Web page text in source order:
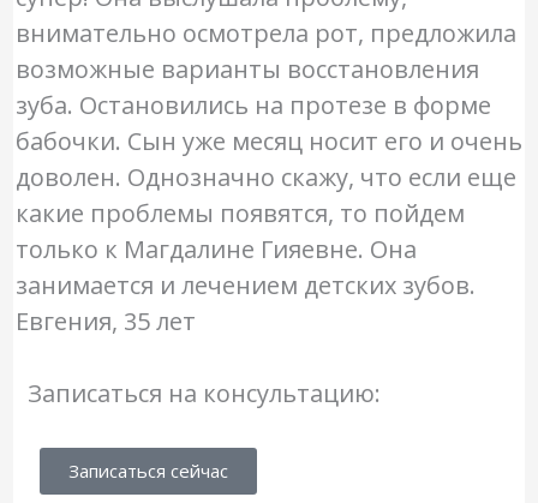
внимательно осмотрела рот, предложила
возможные варианты восстановления
зуба. Остановились на протезе в форме
бабочки. Сын уже месяц носит его и очень
доволен. Однозначно скажу, что если еще
какие проблемы появятся, то пойдем
только к Магдалине Гияевне. Она
занимается и лечением детских зубов.
Евгения, 35 лет
Записаться на консультацию:
Записаться сейчас